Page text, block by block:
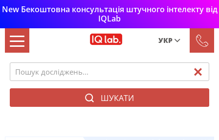
New Бекоштовна консультація штучного інтелекту від
IQLab
УКР
Укр
ШУКАТИ